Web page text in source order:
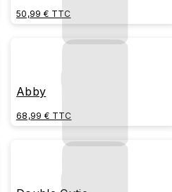
50,99 € TTC
Abby
68,99 € TTC